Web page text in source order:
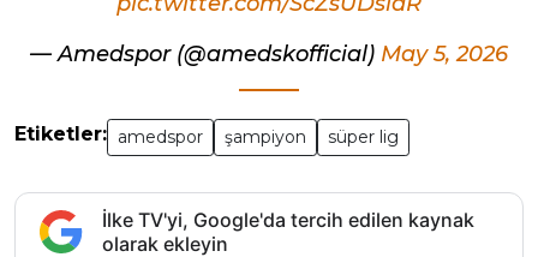
— Amedspor (@amedskofficial) May 5, 2026
Etiketler: amedspor şampiyon süper lig
İlke TV'yi, Google'da tercih edilen kaynak
olarak ekleyin